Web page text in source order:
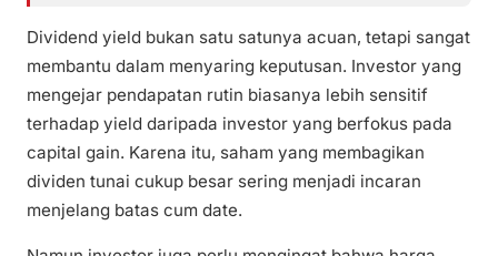
Dividend yield bukan satu satunya acuan, tetapi sangat
membantu dalam menyaring keputusan. Investor yang
mengejar pendapatan rutin biasanya lebih sensitif
terhadap yield daripada investor yang berfokus pada
capital gain. Karena itu, saham yang membagikan
dividen tunai cukup besar sering menjadi incaran
menjelang batas cum date.